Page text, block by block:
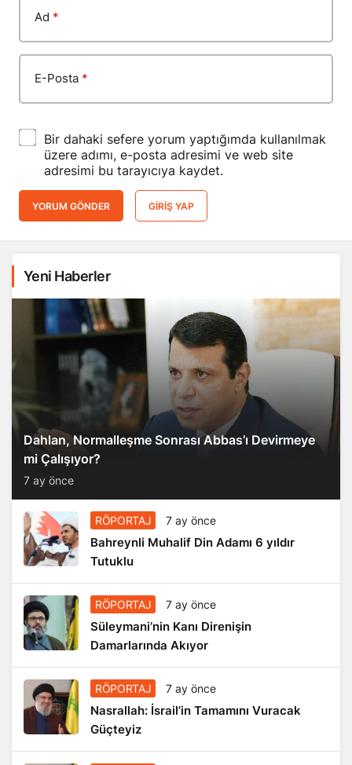
Ad *
E-Posta *
Bir dahaki sefere yorum yaptığımda kullanılmak
üzere adımı, e-posta adresimi ve web site
adresimi bu tarayıcıya kaydet.
YORUM GÖNDER GIRIŞ YAP
Yeni Haberler
Dahlan, Normalleşme Sonrası Abbas’ı Devirmeye
mi Çalışıyor?
7 ay önce
RÖPORTAJ 7 ay önce
Bahreynli Muhalif Din Adamı 6 yıldır
Tutuklu
RÖPORTAJ 7 ay önce
Süleymani’nin Kanı Direnişin
Damarlarında Akıyor
RÖPORTAJ 7 ay önce
Nasrallah: İsrail’in Tamamını Vuracak
Güçteyiz